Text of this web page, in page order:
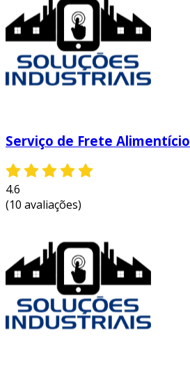
Serviço de Frete Alimentício
4.6
(10 avaliações)